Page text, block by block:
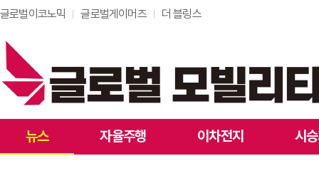
글로벌이코노믹 글로벌게이머즈 더 블링스
뉴스 자율주행 이차전지 시